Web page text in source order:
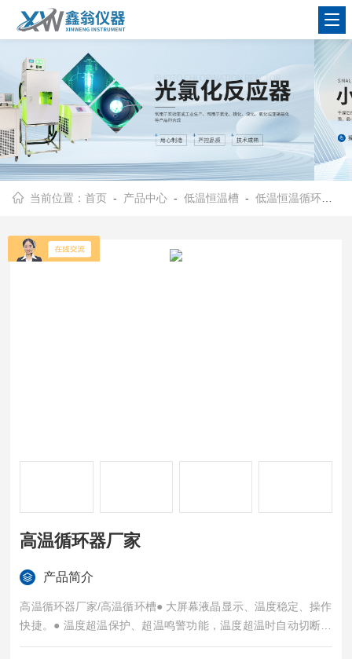
查看更多
当前位置：首页 - 产品中心 -低温恒温槽 -低温恒温循环器
高温循环器厂家
产品简介
高温循环器厂家/高温循环槽● 大屏幕液晶显示、温度稳定、操作
快捷。● 温度超温保护、超温鸣警功能，温度超温时自动切断负
载。● 具有测量值偏差修正功能，精度可达0.1℃.● Z高温度可达